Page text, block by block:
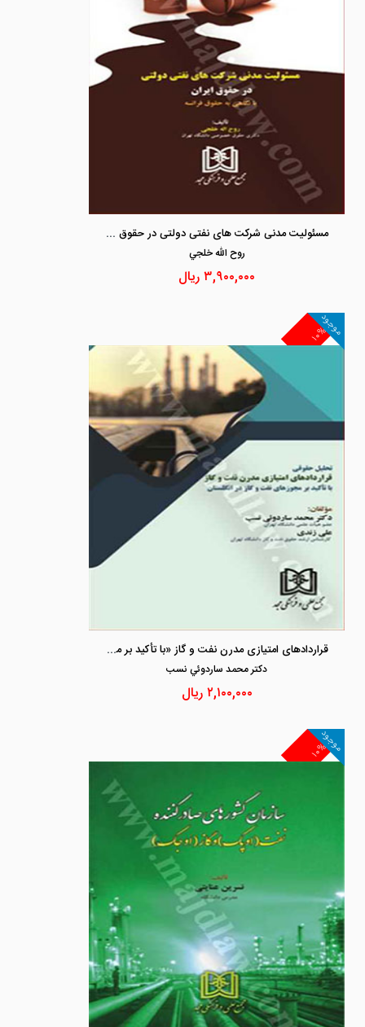
مسئولیت مدنی شرکت های نفتی دولتی در حقوق ایران با نگاهی به حقوق فرانسه
روح الله خلجي
۳,۹۰۰,۰۰۰ریال
۱۰%
موجود
قراردادهای امتیازی مدرن نفت و گاز «با تأکید بر مجوز‌های نفت و گاز در انگلستان»
دكتر محمد ساردوئي نسب
۲,۱۰۰,۰۰۰ریال
۱۰%
موجود